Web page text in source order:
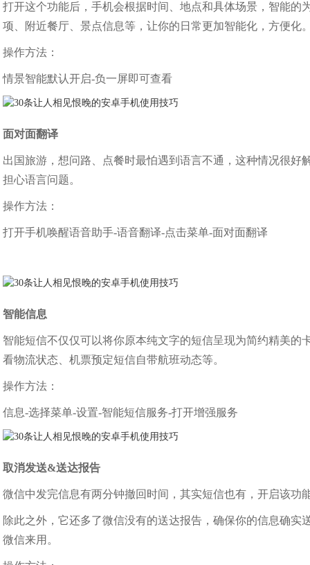
打开这个功能后，手机会根据时间、地点和具体场景，智能
项、附近餐厅、景点信息等，让你的日常更加智能化，方便化
操作方法：
情景智能默认开启-负一屏即可查看
面对面翻译
出国旅游，想问路、点餐时最怕遇到语言不通，这种情况很
担心语言问题。
操作方法：
打开手机唤醒语音助手-语音翻译-点击菜单-面对面翻译
智能信息
智能短信不仅仅可以将你原本纯文字的短信呈现为简约精美
看物流状态、机票预定短信自带航班动态等。
操作方法：
信息-选择菜单-设置-智能短信服务-打开增强服务
取消发送&送达报告
微信中发完信息有两分钟撤回时间，其实短信也有，开启该功
除此之外，它还多了微信没有的送达报告，确保你的信息确
微信来用。